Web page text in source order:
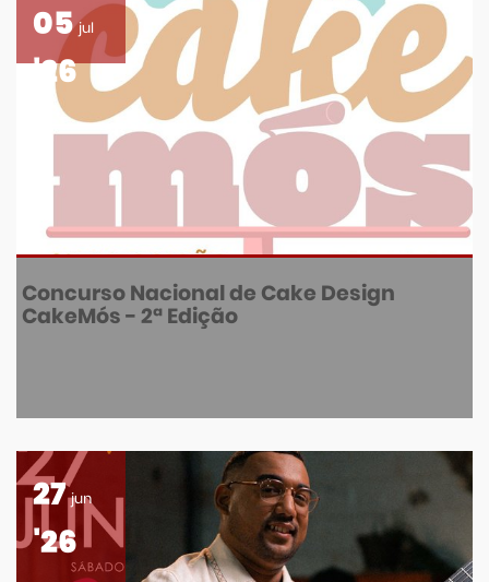
05 jul
'26
Concurso Nacional de Cake Design
CakeMós - 2ª Edição
27 jun
'26